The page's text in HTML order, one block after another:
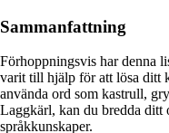
Sammanfattning
Förhoppningsvis har denna
varit till hjälp för att lösa ditt
använda ord som kastrull,
Laggkärl, kan du bredda ditt
språkkunskaper.